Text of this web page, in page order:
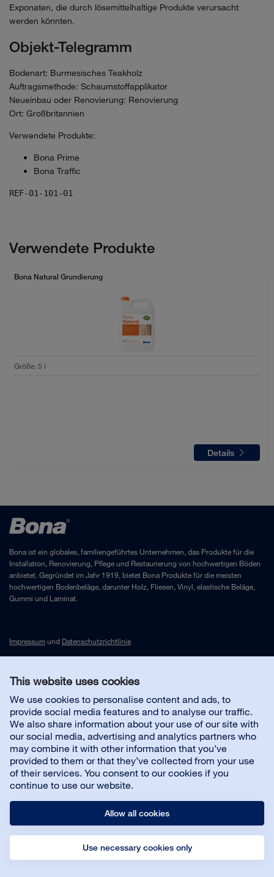
This website uses cookies
We use cookies to personalise content and ads, to
provide social media features and to analyse our traffic.
We also share information about your use of our site with
our social media, advertising and analytics partners who
may combine it with other information that you’ve
provided to them or that they’ve collected from your use
of their services. You consent to our cookies if you
continue to use our website.
Allow all cookies
Use necessary cookies only
Exponaten, die durch lösemittelhaltige Produkte verursacht
werden könnten.
Objekt-Telegramm
Bodenart: Burmesisches Teakholz
Auftragsmethode: Schaumstoffapplikator
Neueinbau oder Renovierung: Renovierung
Ort: Großbritannien
Verwendete Produkte:
Bona Prime
Bona Traffic
REF-01-101-01
Verwendete Produkte
Bona Natural Grundierung
Größe:5 l
Details
Bona ist ein globales, familiengeführtes Unternehmen, das Produkte für die
Installation, Renovierung, Pflege und Restaurierung von hochwertigen Böden
anbietet. Gegründet im Jahr 1919, bietet Bona Produkte für die meisten
hochwertigen Bodenbeläge, darunter Holz, Fliesen, Vinyl, elastische Beläge,
Gummi und Laminat.
Impressumund Datenschutzrichtlinie
Kontakt
Kundenservice
Über uns